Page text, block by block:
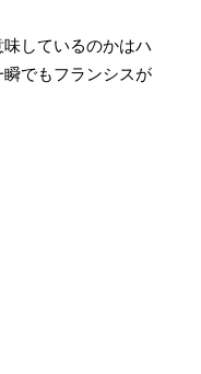
しているのかはハ
でもフランシスが